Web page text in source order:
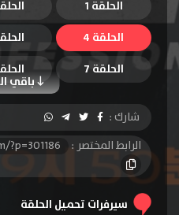
الحلقة 1
الحلقة 4
باقي
الحلقة 7
الحلقة 10
شارك :
الرابط المختصر :
?p=301186
سيرفرات تحميل الحلقة